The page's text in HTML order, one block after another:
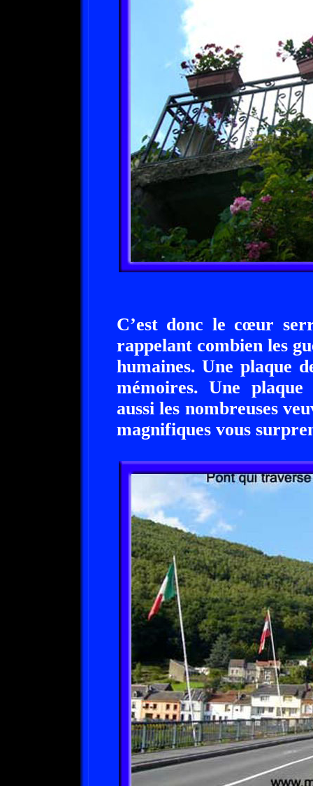
C’est donc le cœur
rappelant combien les
humaines. Une plaque
mémoires. Une
aussi les nombreuses
magnifiques vous